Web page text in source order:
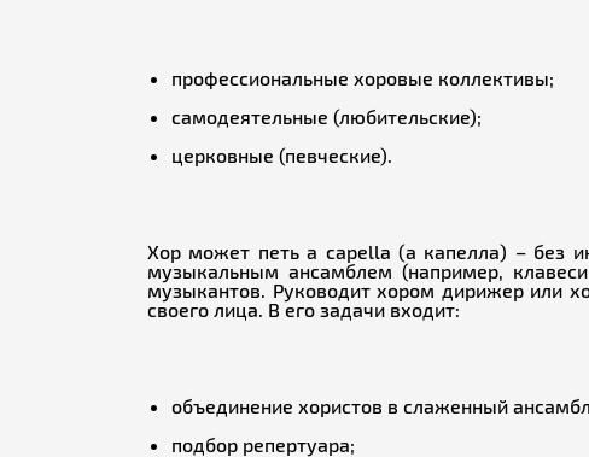
профессиональные хоровые коллективы;
самодеятельные (любительские);
церковные (певческие).
Хор может петь a capella (а капелла) – без
музыкальным ансамблем (например,
музыкантов. Руководит хором дирижер или
своего лица. В его задачи входит:
объединение хористов в слаженный
подбор репертуара;